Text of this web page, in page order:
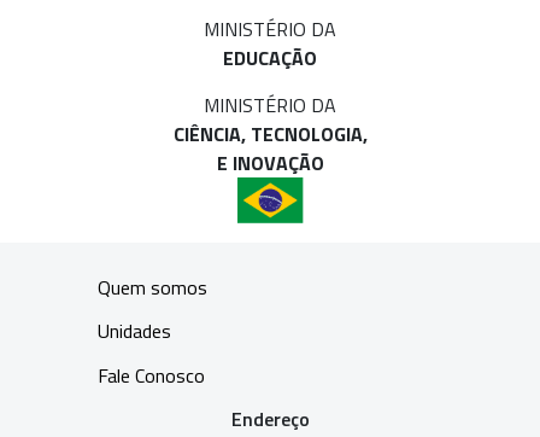
MINISTÉRIO DA
EDUCAÇÃO
MINISTÉRIO DA
CIÊNCIA, TECNOLOGIA,
E INOVAÇÃO
Quem somos
Unidades
Fale Conosco
Endereço